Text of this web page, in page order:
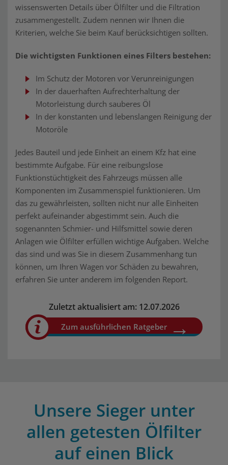
wissenswerten Details über Ölfilter und die Filtration
zusammengestellt. Zudem nennen wir Ihnen die
Kriterien, welche Sie beim Kauf berücksichtigen sollten.
Die wichtigsten Funktionen eines Filters bestehen:
Im Schutz der Motoren vor Verunreinigungen
In der dauerhaften Aufrechterhaltung der
Motorleistung durch sauberes Öl
In der konstanten und lebenslangen Reinigung der
Motoröle
Jedes Bauteil und jede Einheit an einem Kfz hat eine
bestimmte Aufgabe. Für eine reibungslose
Funktionstüchtigkeit des Fahrzeugs müssen alle
Komponenten im Zusammenspiel funktionieren. Um
das zu gewährleisten, sollten nicht nur alle Einheiten
perfekt aufeinander abgestimmt sein. Auch die
sogenannten Schmier- und Hilfsmittel sowie deren
Anlagen wie Ölfilter erfüllen wichtige Aufgaben. Welche
das sind und was Sie in diesem Zusammenhang tun
können, um Ihren Wagen vor Schäden zu bewahren,
erfahren Sie unter anderem im folgenden Report.
Zuletzt aktualisiert am: 12.07.2026
Zum ausführlichen Ratgeber
Unsere Sieger unter
allen getesten Ölfilter
auf einen Blick